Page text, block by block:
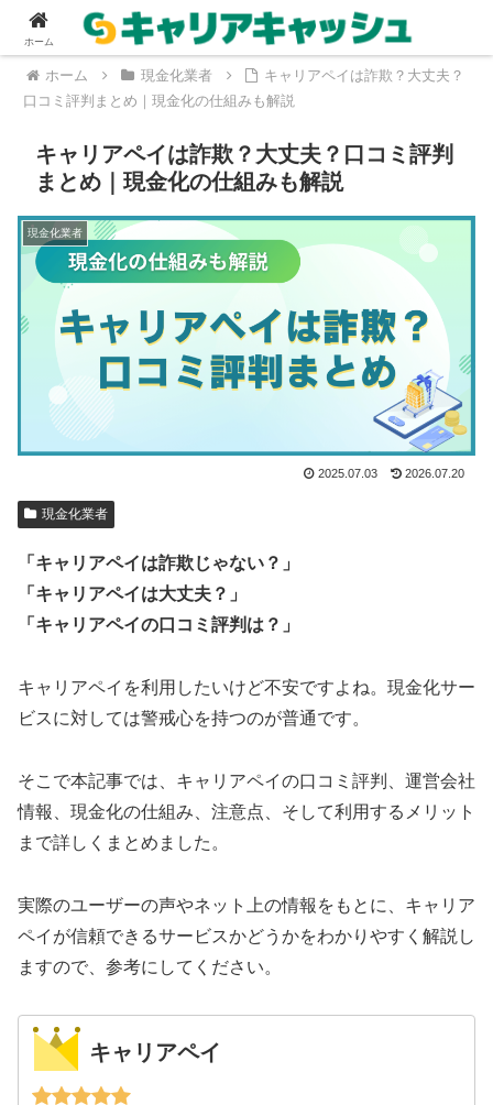
ホーム 現金化業者
キャリアペイは詐欺？大丈夫？
口コミ評判まとめ｜現金化の仕組みも解説
キャリアペイは詐欺？大丈夫？口コミ評判
まとめ｜現金化の仕組みも解説
現金化業者
2025.07.03 2026.07.20
現金化業者
「キャリアペイは詐欺じゃない？」
「キャリアペイは大丈夫？」
「キャリアペイの口コミ評判は？」
キャリアペイを利用したいけど不安ですよね。現金化サー
ビスに対しては警戒心を持つのが普通です。
そこで本記事では、キャリアペイの口コミ評判、運営会社
情報、現金化の仕組み、注意点、そして利用するメリット
まで詳しくまとめました。
実際のユーザーの声やネット上の情報をもとに、キャリア
ペイが信頼できるサービスかどうかをわかりやすく解説し
ますので、参考にしてください。
キャリアペイ
ホーム